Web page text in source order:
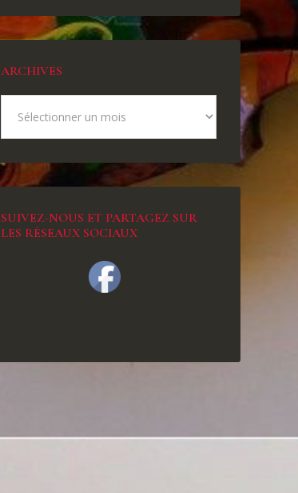
ARCHIVES
SUIVEZ-NOUS ET PARTAGEZ SUR
LES RÉSEAUX SOCIAUX